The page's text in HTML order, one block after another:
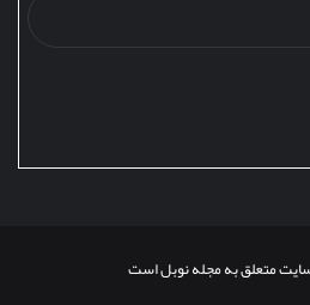
متعلق به مجله نوبل است